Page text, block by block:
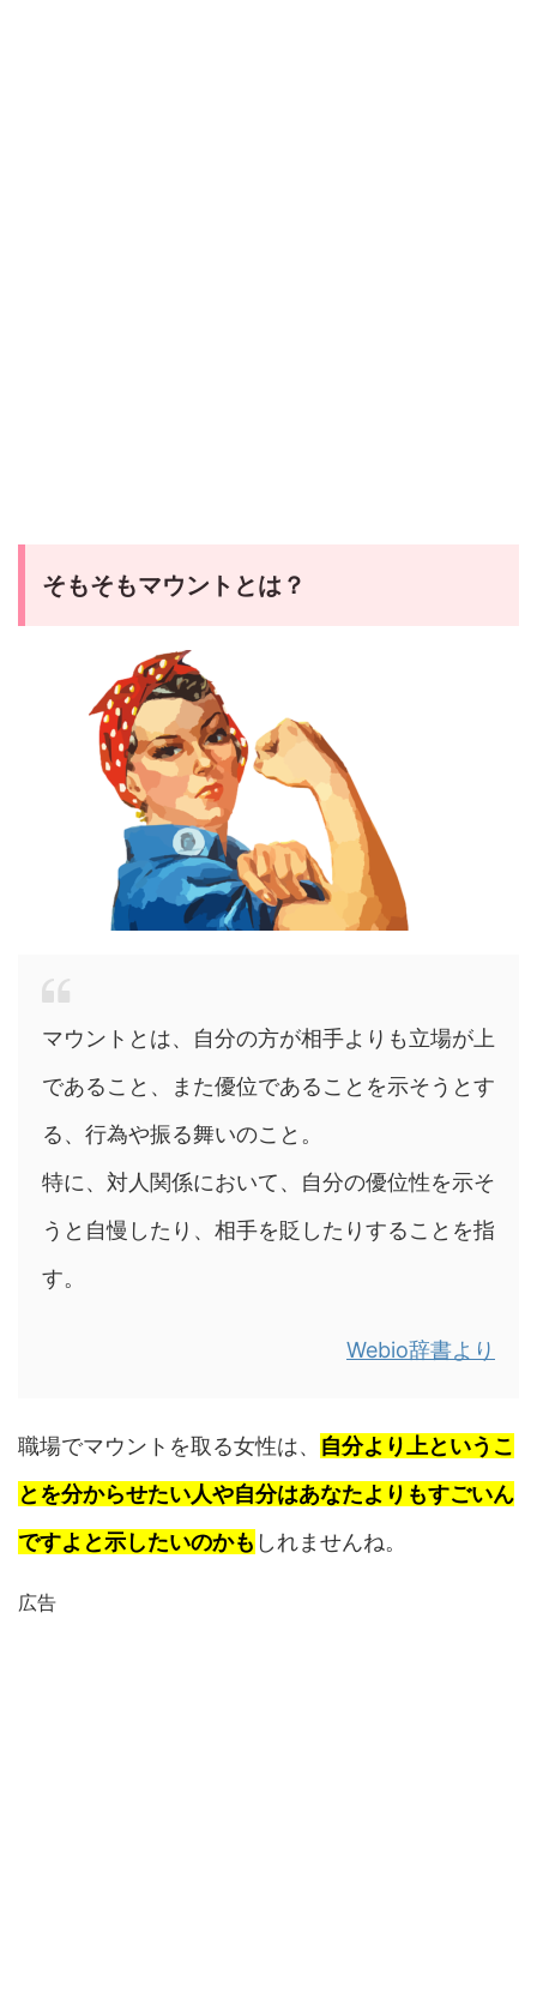
そもそもマウントとは？
マウントとは、自分の方が相手よりも立場が上
であること、また優位であることを示そうとす
る、行為や振る舞いのこと。
特に、対人関係において、自分の優位性を示そ
うと自慢したり、相手を貶したりすることを指
す。
Webio辞書より
職場でマウントを取る女性は、 自分より上というこ
とを分からせたい人や自分はあなたよりもすごいん
ですよと示したいのかも しれませんね。
広告